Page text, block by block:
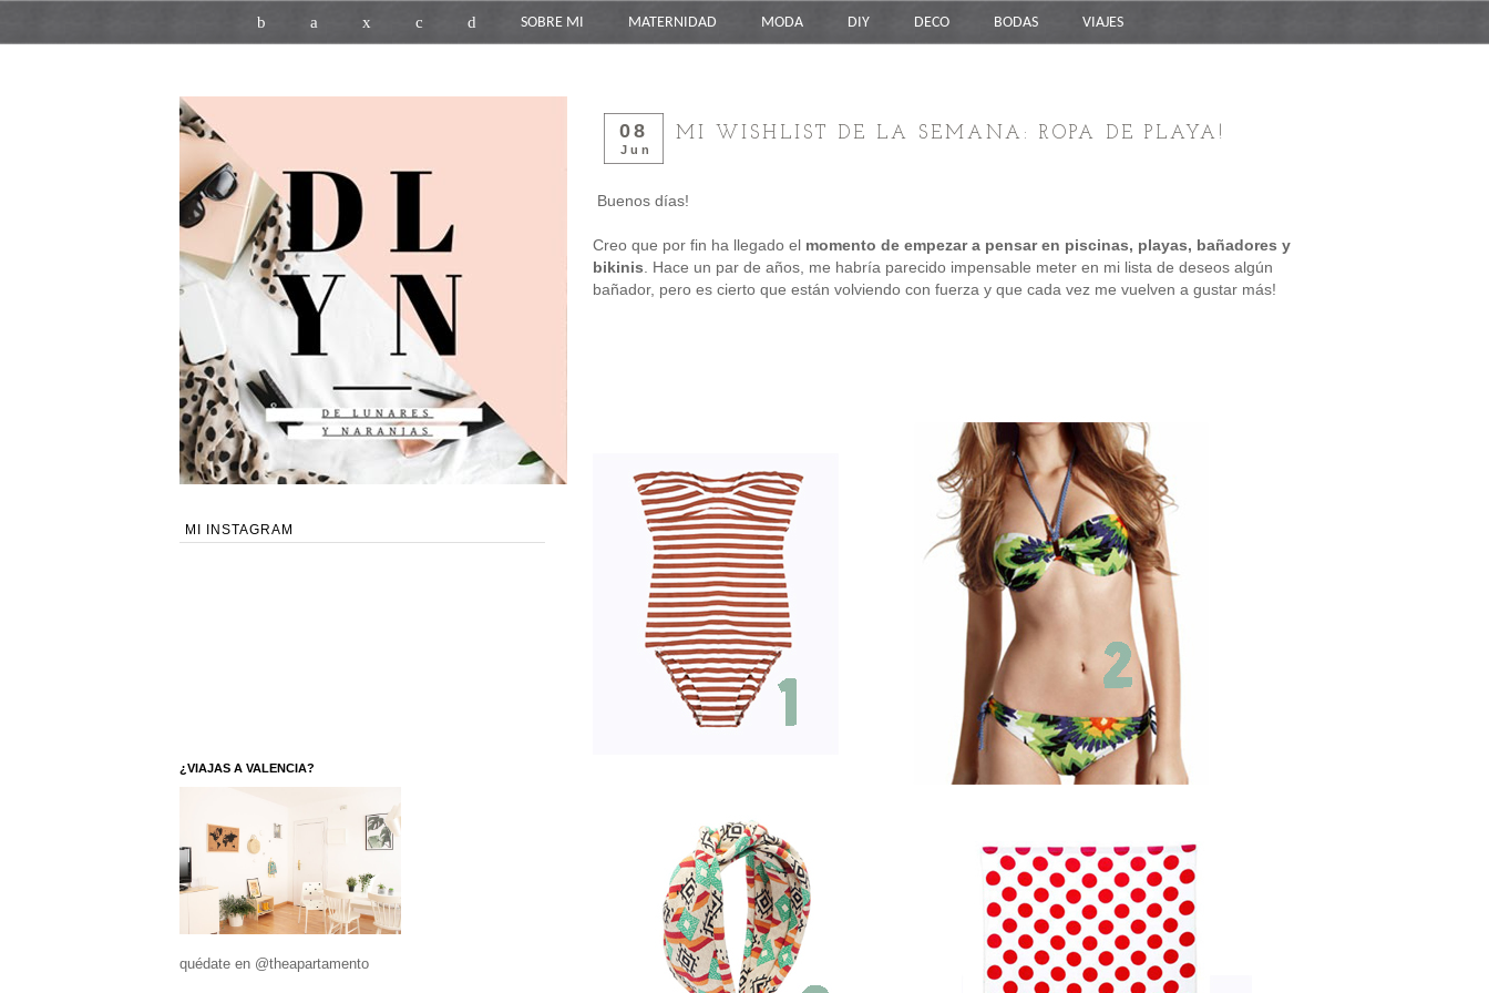
b a x c d SOBRE MI MATERNIDAD MODA DIY DECO BODAS VIAJES
08
Jun
MI WISHLIST DE LA SEMANA: ROPA DE PLAYA!
Buenos días!
Creo que por fin ha llegado el momento de empezar a pensar en piscinas, playas, bañadores y
bikinis . Hace un par de años, me habría parecido impensable meter en mi lista de deseos algún
bañador, pero es cierto que están volviendo con fuerza y que cada vez me vuelven a gustar más!
MI INSTAGRAM
¿VIAJAS A VALENCIA?
quédate en @theapartamento